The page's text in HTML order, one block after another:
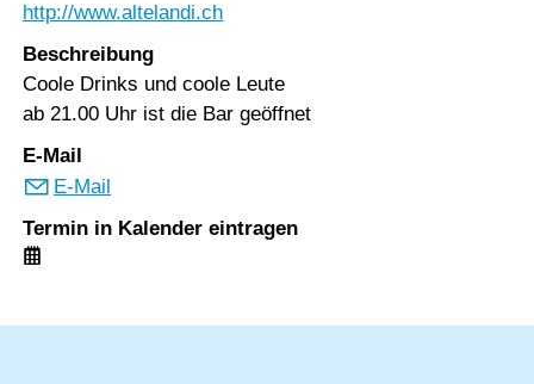
http://www.altelandi.ch
Beschreibung
Coole Drinks und coole Leute
ab 21.00 Uhr ist die Bar geöffnet
E-Mail
E-Mail
Termin in Kalender eintragen